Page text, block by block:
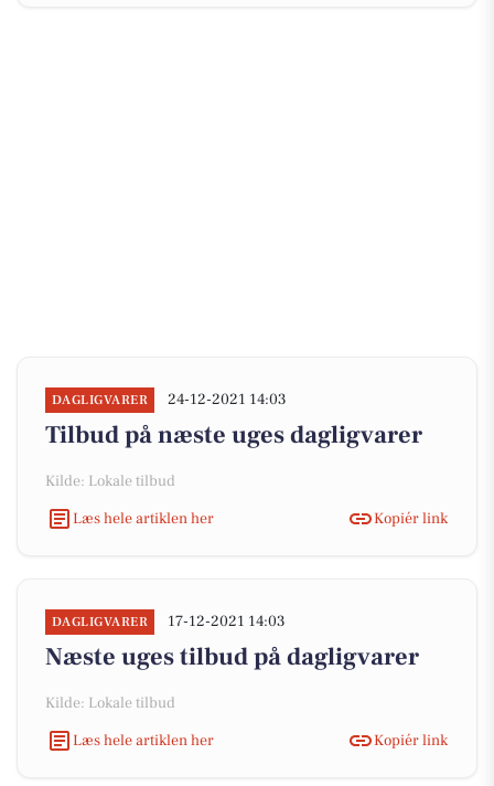
DAGLIGVARER 24-12-2021 14:03
Tilbud på næste uges dagligvarer
Kilde: Lokale tilbud
Læs hele artiklen her
Kopiér link
DAGLIGVARER 17-12-2021 14:03
Næste uges tilbud på dagligvarer
Kilde: Lokale tilbud
Læs hele artiklen her
Kopiér link